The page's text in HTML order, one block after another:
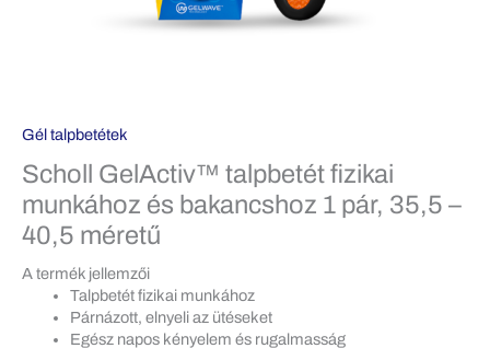
Gél talpbetétek
Scholl GelActiv™ talpbetét fizikai
munkához és bakancshoz 1 pár, 35,5 –
40,5 méretű
A termék jellemzői
Talpbetét fizikai munkához
Párnázott, elnyeli az ütéseket
Egész napos kényelem és rugalmasság